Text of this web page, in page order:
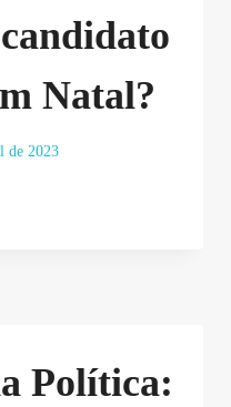
Natal?
de 2023
Política: